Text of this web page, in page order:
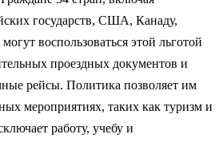
государств, США, Канаду,
воспользоваться этой льготой
проездных документов и
рейсы. Политика позволяет им
мероприятиях, таких как туризм и
работу, учебу и